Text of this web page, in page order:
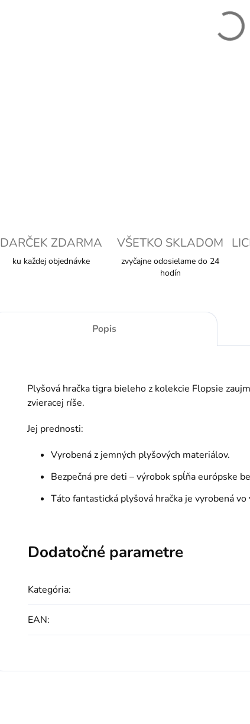
DARČEK ZDARMA
ku každej objednávke
VŠETKO SKLADOM
zvyčajne odosielame do 24
hodín
Popis
Plyšová hračka tigra bieleho z kolekcie Flopsie
zvieracej ríše.
Jej prednosti:
Vyrobená z jemných plyšových materiálov.
Bezpečná pre deti – výrobok spĺňa európske
Táto fantastická plyšová hračka je vyrobená
Dodatočné parametre
Kategória:
EAN: